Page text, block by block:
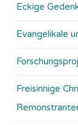
Eckige
Evangelikale
Freisinnige